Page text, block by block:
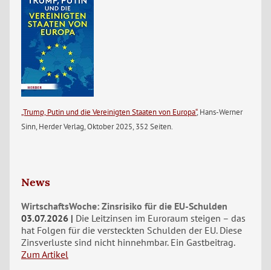
„Trump, Putin und die Vereinigten Staaten von Europa“, Hans-Werner
Sinn, Herder Verlag, Oktober 2025, 352 Seiten.
News
WirtschaftsWoche: Zinsrisiko für die EU-Schulden
03.07.2026
Die Leitzinsen im Euroraum steigen – das
hat Folgen für die versteckten Schulden der EU. Diese
Zinsverluste sind nicht hinnehmbar. Ein Gastbeitrag.
Zum Artikel